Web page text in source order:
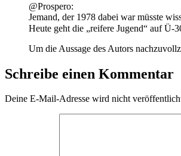
@Prospero:
Jemand, der 1978 dabei war müsste
Heute geht die „reifere Jugend“ auf Ü-
Um die Aussage des Autors
Schreibe einen Kommentar
Deine E-Mail-Adresse wird nicht